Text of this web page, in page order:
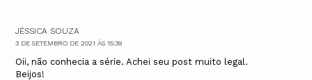
JÉSSICA SOUZA
3 DE SETEMBRO DE 2021 ÀS 15:39
Oii, não conhecia a série. Achei seu post muito legal.
Beijos!